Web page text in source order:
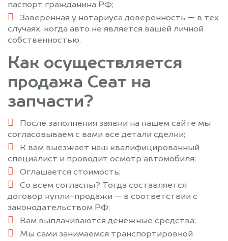
паспорт гражданина РФ;
Заверенная у нотариуса доверенность — в тех
случаях, когда авто не является вашей личной
собственностью.
Как осуществляется
продажа Сеат на
запчасти?
После заполнения заявки на нашем сайте мы
согласовываем с вами все детали сделки;
К вам выезжает наш квалифицированный
специалист и проводит осмотр автомобиля;
Оглашается стоимость;
Со всем согласны? Тогда составляется
договор купли-продажи — в соответствии с
законодательством РФ;
Вам выплачиваются денежные средства;
Мы сами занимаемся транспортировкой